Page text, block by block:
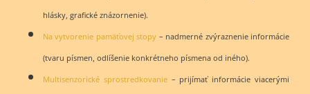
hlásky, grafické znázornenie).
Na vytvorenie pamäťovej stopy – nadmerné zvýraznenie informácie
(tvaru písmen, odlíšenie konkrétneho písmena od iného).
Multisenzorické sprostredkovanie– prijímať informácie viacerými